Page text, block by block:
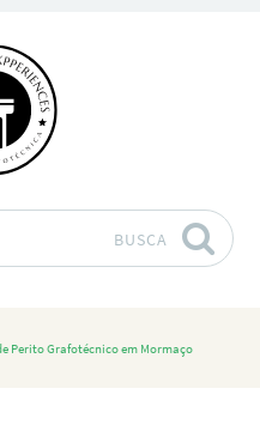
BUSCA
Perito Grafotécnico em Mormaço